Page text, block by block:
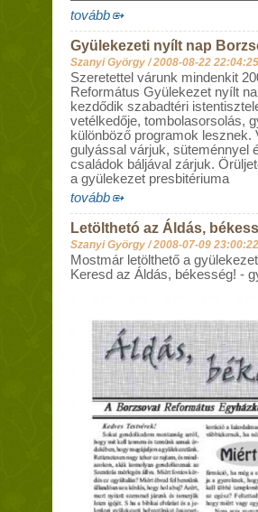
tovább
Gyülekezeti nyílt nap
Szanyi György /2008-08-22 22:04:25
Szeretettel várunk mindenkit
Református Gyülekezet nyílt
kezdődik szabadtéri
vetélkedője, tombolasorsolás,
különböző programok lesznek.
gulyással várjuk, süteménnyel
családok báljával zárjuk.
a gyülekezet presbitériuma
tovább
Letölthetó az Áldás,
Szanyi György /2008-07-09 23:00:22
Mostmár letölthető a
Keresd az Áldás, békesség! -